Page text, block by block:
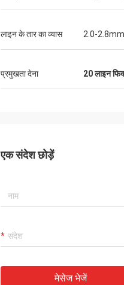
लाइन के तार का व्यास 2.0-2.8mm
प्रमुखता देना 20 लाइन
एक संदेश छोड़ें
मेसेज भेजें